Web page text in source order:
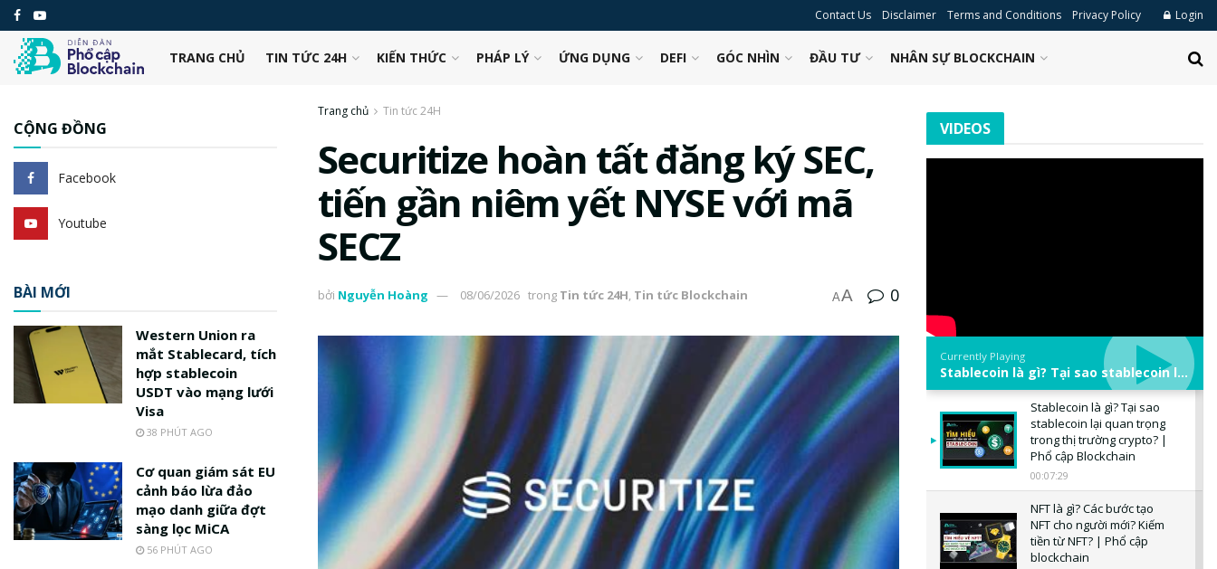
Contact Us Disclaimer Terms and Conditions Privacy Policy Login
TRANG CHỦ TIN TỨC 24H KIẾN THỨC PHÁP LÝ ỨNG DỤNG DEFI GÓC NHÌN ĐẦU TƯ NHÂN SỰ BLOCKCHAIN
Trang chủ Tin tức 24H
Securitize hoàn tất đăng ký SEC,
tiến gần niêm yết NYSE với mã
SECZ
bởi Nguyễn Hoàng 08/06/2026 trong Tin tức 24H, Tin tức Blockchain AA 0
CỘNG ĐỒNG
Facebook
Youtube
BÀI MỚI
Western Union ra
mắt Stablecard, tích
hợp stablecoin
USDT vào mạng lưới
Visa
38 PHÚT AGO
Cơ quan giám sát EU
cảnh báo lừa đảo
mạo danh giữa đợt
sàng lọc MiCA
56 PHÚT AGO
VIDEOS
Currently Playing
Stablecoin là gì? Tại sao stablecoin lại quan trọng trong thị trường crypto? | Phổ cập Blockchain
Stablecoin là gì? Tại sao
stablecoin lại quan trọng
trong thị trường crypto? |
Phổ cập Blockchain
00:07:29
NFT là gì? Các bước tạo
NFT cho người mới? Kiếm
tiền từ NFT? | Phổ cập
blockchain